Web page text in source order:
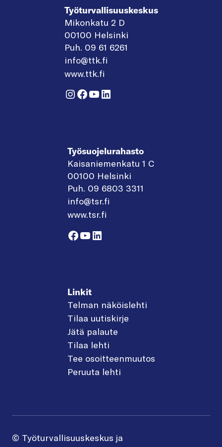
Työturvallisuuskeskus
Mikonkatu 2 D
00100 Helsinki
Puh. 09 61 6261
info@ttk.fi
www.ttk.fi
Instagram
Facebook
YouTube
LinkedIn
Työsuojelurahasto
Kaisaniemenkatu 1 C
00100 Helsinki
Puh. 09 6803 3311
info@tsr.fi
www.tsr.fi
Facebook
YouTube
LinkedIn
Linkit
Telman näköislehti
Tilaa uutiskirje
Jätä palaute
Tilaa lehti
Tee osoitteenmuutos
Peruuta lehti
© Työturvallisuuskeskus ja